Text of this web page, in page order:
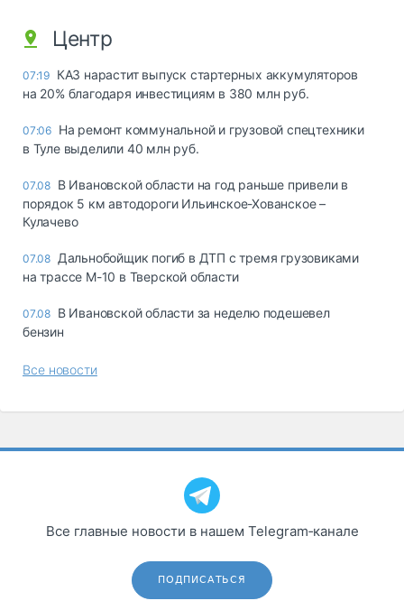
Центр
07:19 КАЗ нарастит выпуск стартерных аккумуляторов
на 20% благодаря инвестициям в 380 млн руб.
07:06 На ремонт коммунальной и грузовой спецтехники
в Туле выделили 40 млн руб.
07.08 В Ивановской области на год раньше привели в
порядок 5 км автодороги Ильинское-Хованское –
Кулачево
07.08 Дальнобойщик погиб в ДТП с тремя грузовиками
на трассе М-10 в Тверской области
07.08 В Ивановской области за неделю подешевел
бензин
Все новости
Все главные новости в нашем Telegram‑канале
ПОДПИСАТЬСЯ